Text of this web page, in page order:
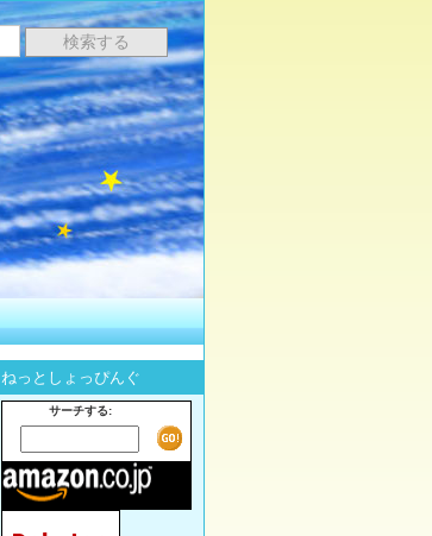
ねっとしょっぴんぐ
サーチする: